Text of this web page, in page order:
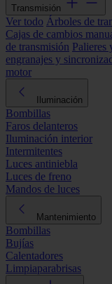
Transmisión
Ver todo Árboles de
Cajas de cambios
de transmisión Palieres
engranajes y
motor
Iluminación
Bombillas
Faros delanteros
Iluminación interior
Intermitentes
Luces antiniebla
Luces de freno
Mandos de luces
Mantenimiento
Bombillas
Bujías
Calentadores
Limpiaparabrisas